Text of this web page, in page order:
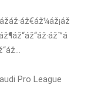
Pro League